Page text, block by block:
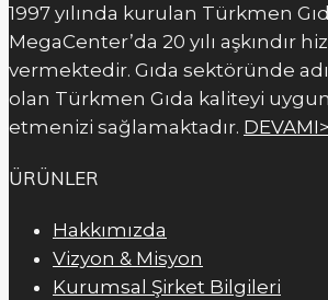
1997 yılında kurulan Türkmen
MegaCenter’da 20 yılı aşkındır
vermektedir. Gıda sektöründe
olan Türkmen Gıda kaliteyi
etmenizi sağlamaktadır. DEVAMI>
ÜRÜNLER
Hakkımızda
Vizyon & Misyon
Kurumsal Şirket Bilgileri